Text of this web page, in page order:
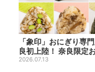
「象印」おにぎり専
良初上陸！ 奈良限定
り、1000円前後のだ
2026.07.13